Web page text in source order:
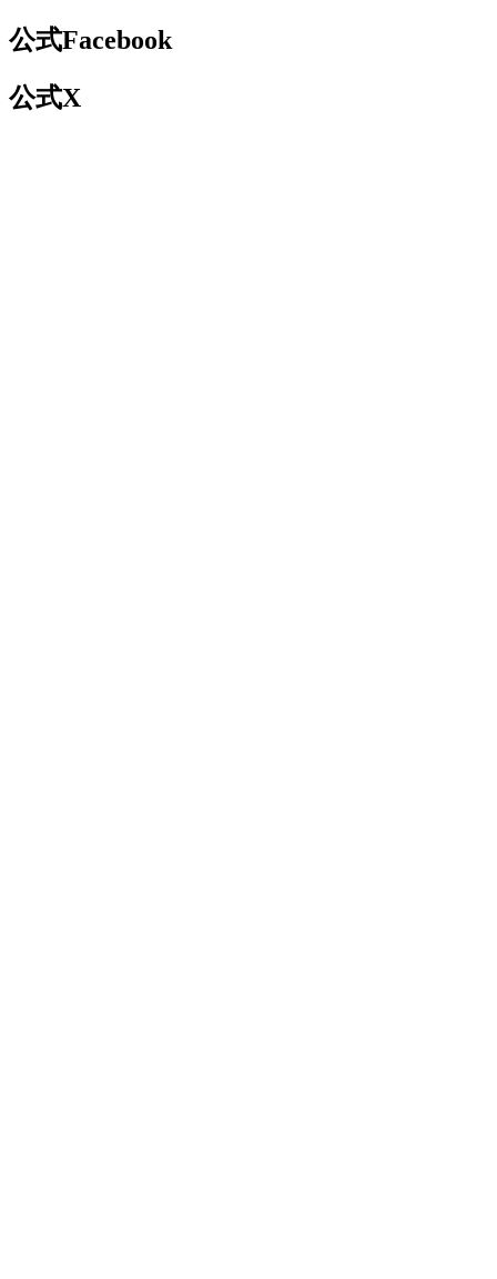
公式Facebook
公式X